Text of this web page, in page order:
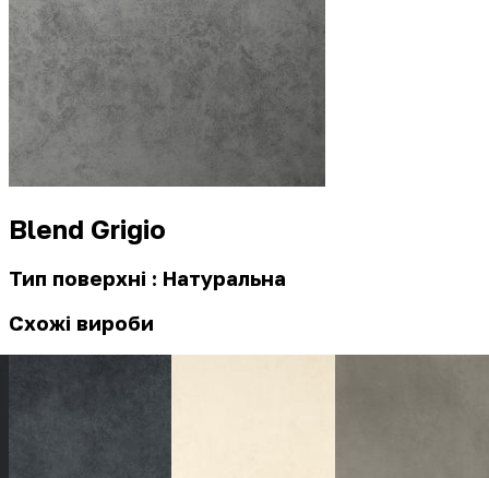
Blend Grigio
Тип поверхні : Натуральна
Схожі вироби